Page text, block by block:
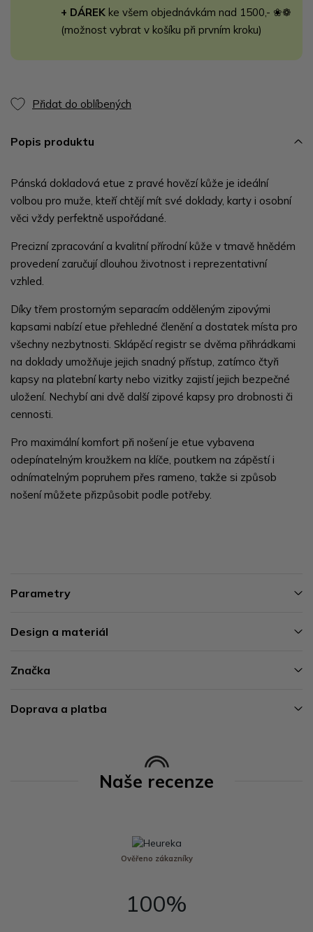
+ DÁREK ke všem objednávkám nad 1500,- ❀❁
(možnost vybrat v košíku při prvním kroku)
Přidat do oblíbených
Popis produktu
Pánská dokladová etue z pravé hovězí kůže je ideální
volbou pro muže, kteří chtějí mít své doklady, karty i osobní
věci vždy perfektně uspořádané.
Precizní zpracování a kvalitní přírodní kůže v tmavě hnědém
provedení zaručují dlouhou životnost i reprezentativní
vzhled.
Díky třem prostorným separacím odděleným zipovými
kapsami nabízí etue přehledné členění a dostatek místa pro
všechny nezbytnosti. Sklápěcí registr se dvěma přihrádkami
na doklady umožňuje jejich snadný přístup, zatímco čtyři
kapsy na platební karty nebo vizitky zajistí jejich bezpečné
uložení. Nechybí ani dvě další zipové kapsy pro drobnosti či
cennosti.
Pro maximální komfort při nošení je etue vybavena
odepínatelným kroužkem na klíče, poutkem na zápěstí i
odnímatelným popruhem přes rameno, takže si způsob
nošení můžete přizpůsobit podle potřeby.
Parametry
Design a materiál
Značka
Doprava a platba
Naše recenze
Ověřeno zákazníky
100%